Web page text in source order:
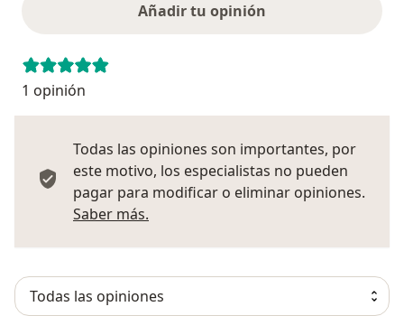
Añadir tu opinión
1 opinión
Todas las opiniones son importantes, por
este motivo, los especialistas no pueden
pagar para modificar o eliminar opiniones.
Saber más.